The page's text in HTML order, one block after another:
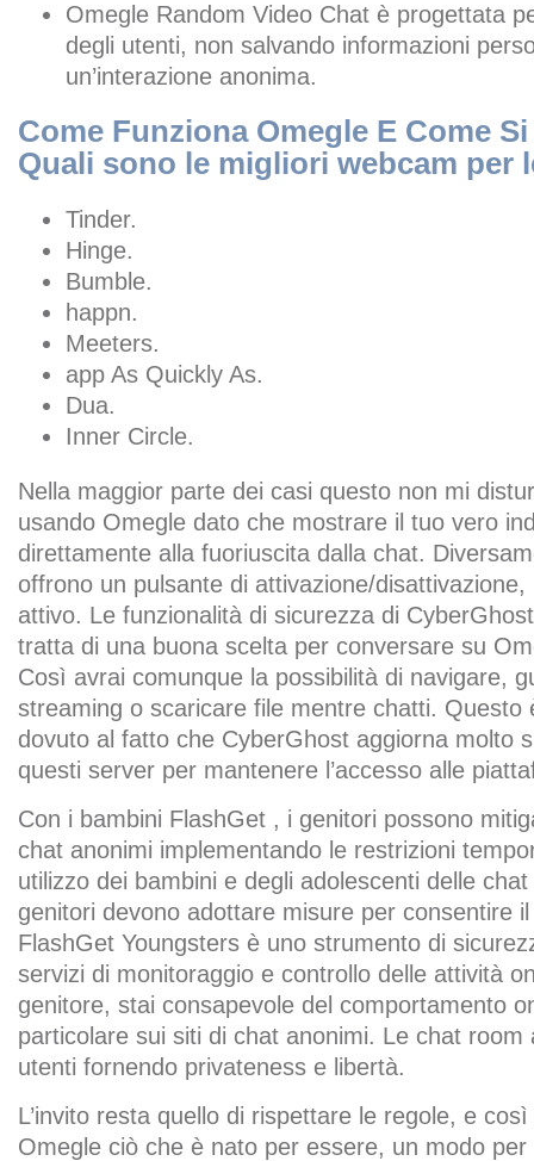
Omegle Random Video Chat è progettata
degli utenti, non salvando informazioni
un’interazione anonima.
Come Funziona Omegle E Come Si
Quali sono le migliori webcam per
Tinder.
Hinge.
Bumble.
happn.
Meeters.
app As Quickly As.
Dua.
Inner Circle.
Nella maggior parte dei casi questo non mi
usando Omegle dato che mostrare il tuo vero
direttamente alla fuoriuscita dalla chat.
offrono un pulsante di attivazione/
attivo. Le funzionalità di sicurezza di
tratta di una buona scelta per conversare su
Così avrai comunque la possibilità di navigare,
streaming o scaricare file mentre chatti. Questo
dovuto al fatto che CyberGhost aggiorna molto
questi server per mantenere l’accesso alle
Con i bambini FlashGet , i genitori possono
chat anonimi implementando le restrizioni
utilizzo dei bambini e degli adolescenti delle
genitori devono adottare misure per consentire
FlashGet Youngsters è uno strumento di
servizi di monitoraggio e controllo delle attività
genitore, stai consapevole del comportamento
particolare sui siti di chat anonimi. Le chat room
utenti fornendo privateness e libertà.
L’invito resta quello di rispettare le regole, e
Omegle ciò che è nato per essere, un modo